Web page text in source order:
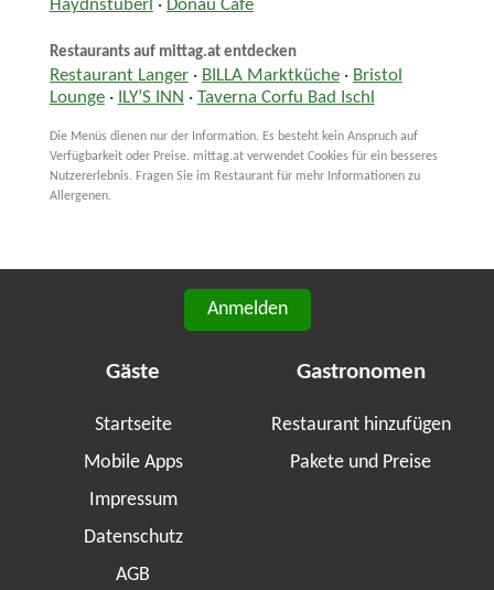
Haydnstüberl · Donau Cafe
Restaurants auf mittag.at entdecken
Restaurant Langer· BILLA Marktküche· Bristol
Lounge· ILY’S INN · Taverna Corfu Bad Ischl
Die Menüs dienen nur der Information. Es besteht kein Anspruch auf
Verfügbarkeit oder Preise. mittag.at verwendet Cookies für ein besseres
Nutzererlebnis. Fragen Sie im Restaurant für mehr Informationen zu
Allergenen.
Anmelden
Gäste
Startseite
Mobile Apps
Impressum
Datenschutz
AGB
Gastronomen
Restaurant hinzufügen
Pakete und Preise